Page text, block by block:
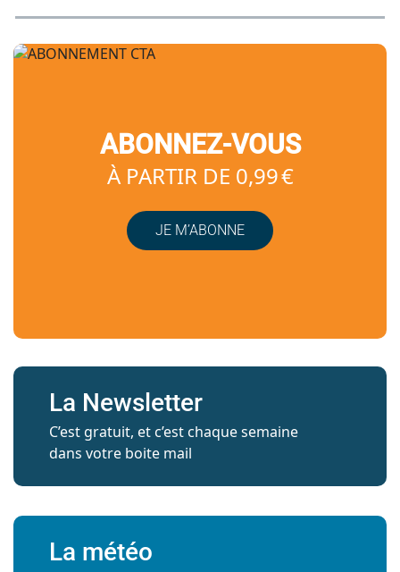
ABONNEZ-VOUS
À PARTIR DE 0,99 €
JE M’ABONNE
La Newsletter
C’est gratuit, et c’est chaque semaine
dans votre boite mail
La météo